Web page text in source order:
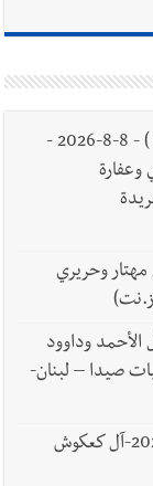
وفاة دايفيد علي غازي غريري في أميركا (أريزونا ) - 8-8-2026 -
واروادي وعفارة
هدية إبراهيم مهتار - 9-8-2026 آل مهتار وحريري
وداد علي الحاج داوود 8-8-2026 آل الأحمد وداوود
صيدا – لبنان-
وفاة الحاجة رقية محمد حمودة -الدفن -6-8-2026-آل كعكوش